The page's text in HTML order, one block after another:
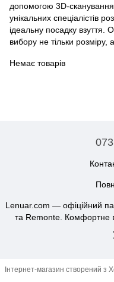
допомогою 3D-
унікальних спеціалістів
ідеальну посадку взуття.
вибору не тільки розміру,
Немає товарів
Lenuar.com — офіційний
та Remonte. Комфортне
Інтернет-магазин створений з